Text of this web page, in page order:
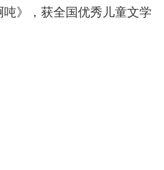
》，获全国优秀儿童文学